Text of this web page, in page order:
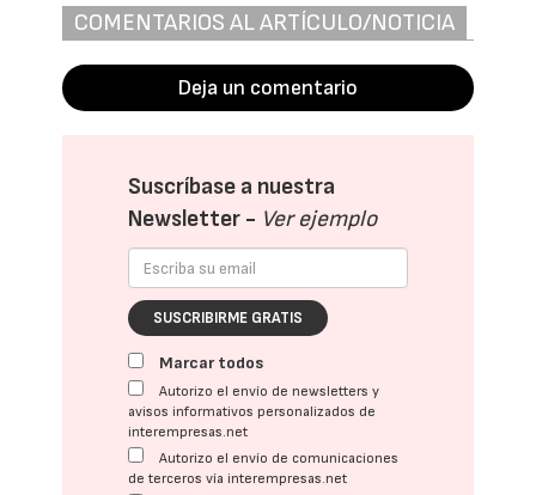
COMENTARIOS AL ARTÍCULO/NOTICIA
Deja un comentario
Suscríbase a nuestra
Newsletter - Ver ejemplo
SUSCRIBIRME GRATIS
Marcar todos
Autorizo el envío de newsletters y
avisos informativos personalizados de
interempresas.net
Autorizo el envío de comunicaciones
de terceros vía interempresas.net